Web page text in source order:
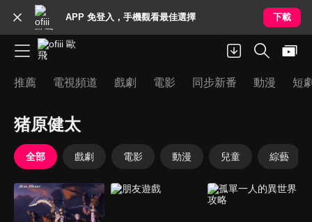
APP 免登入，手機觀看最佳選擇 下載
推薦 電視頻道 戲劇 電影 同步新番 動漫 短
猪原健太
全部 戲劇 電影 動漫 兒童 綜藝